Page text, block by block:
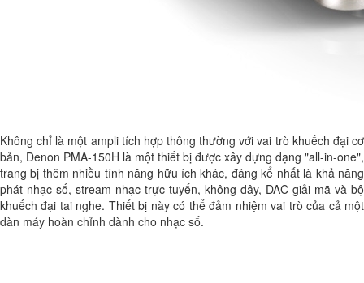
Không chỉ là một ampli tích hợp thông thường với vai trò khuếch đại cơ
bản, Denon PMA-150H là một thiết bị được xây dựng dạng "all-in-one",
trang bị thêm nhiều tính năng hữu ích khác, đáng kể nhất là khả năng
phát nhạc số, stream nhạc trực tuyến, không dây, DAC giải mã và bộ
khuếch đại tai nghe. Thiết bị này có thể đảm nhiệm vai trò của cả một
dàn máy hoàn chỉnh dành cho nhạc số.